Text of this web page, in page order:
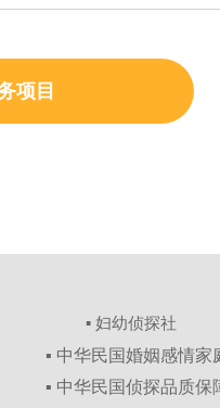
项目
▪ 妇幼侦探社
▪ 中华民国婚姻感情家
▪ 中华民国侦探品质保